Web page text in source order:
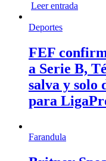
Leer entrada
Deportes
FEF
a Serie B,
salva y solo
para
Farandula